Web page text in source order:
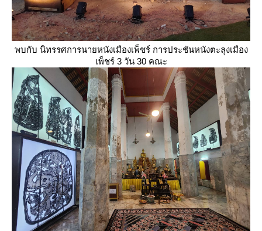
พบกับ นิทรรศการนายหนังเมืองเพ็ชร์ การประชันหนังตะลุงเมือง
เพ็ชร์ 3 วัน 30 คณะ